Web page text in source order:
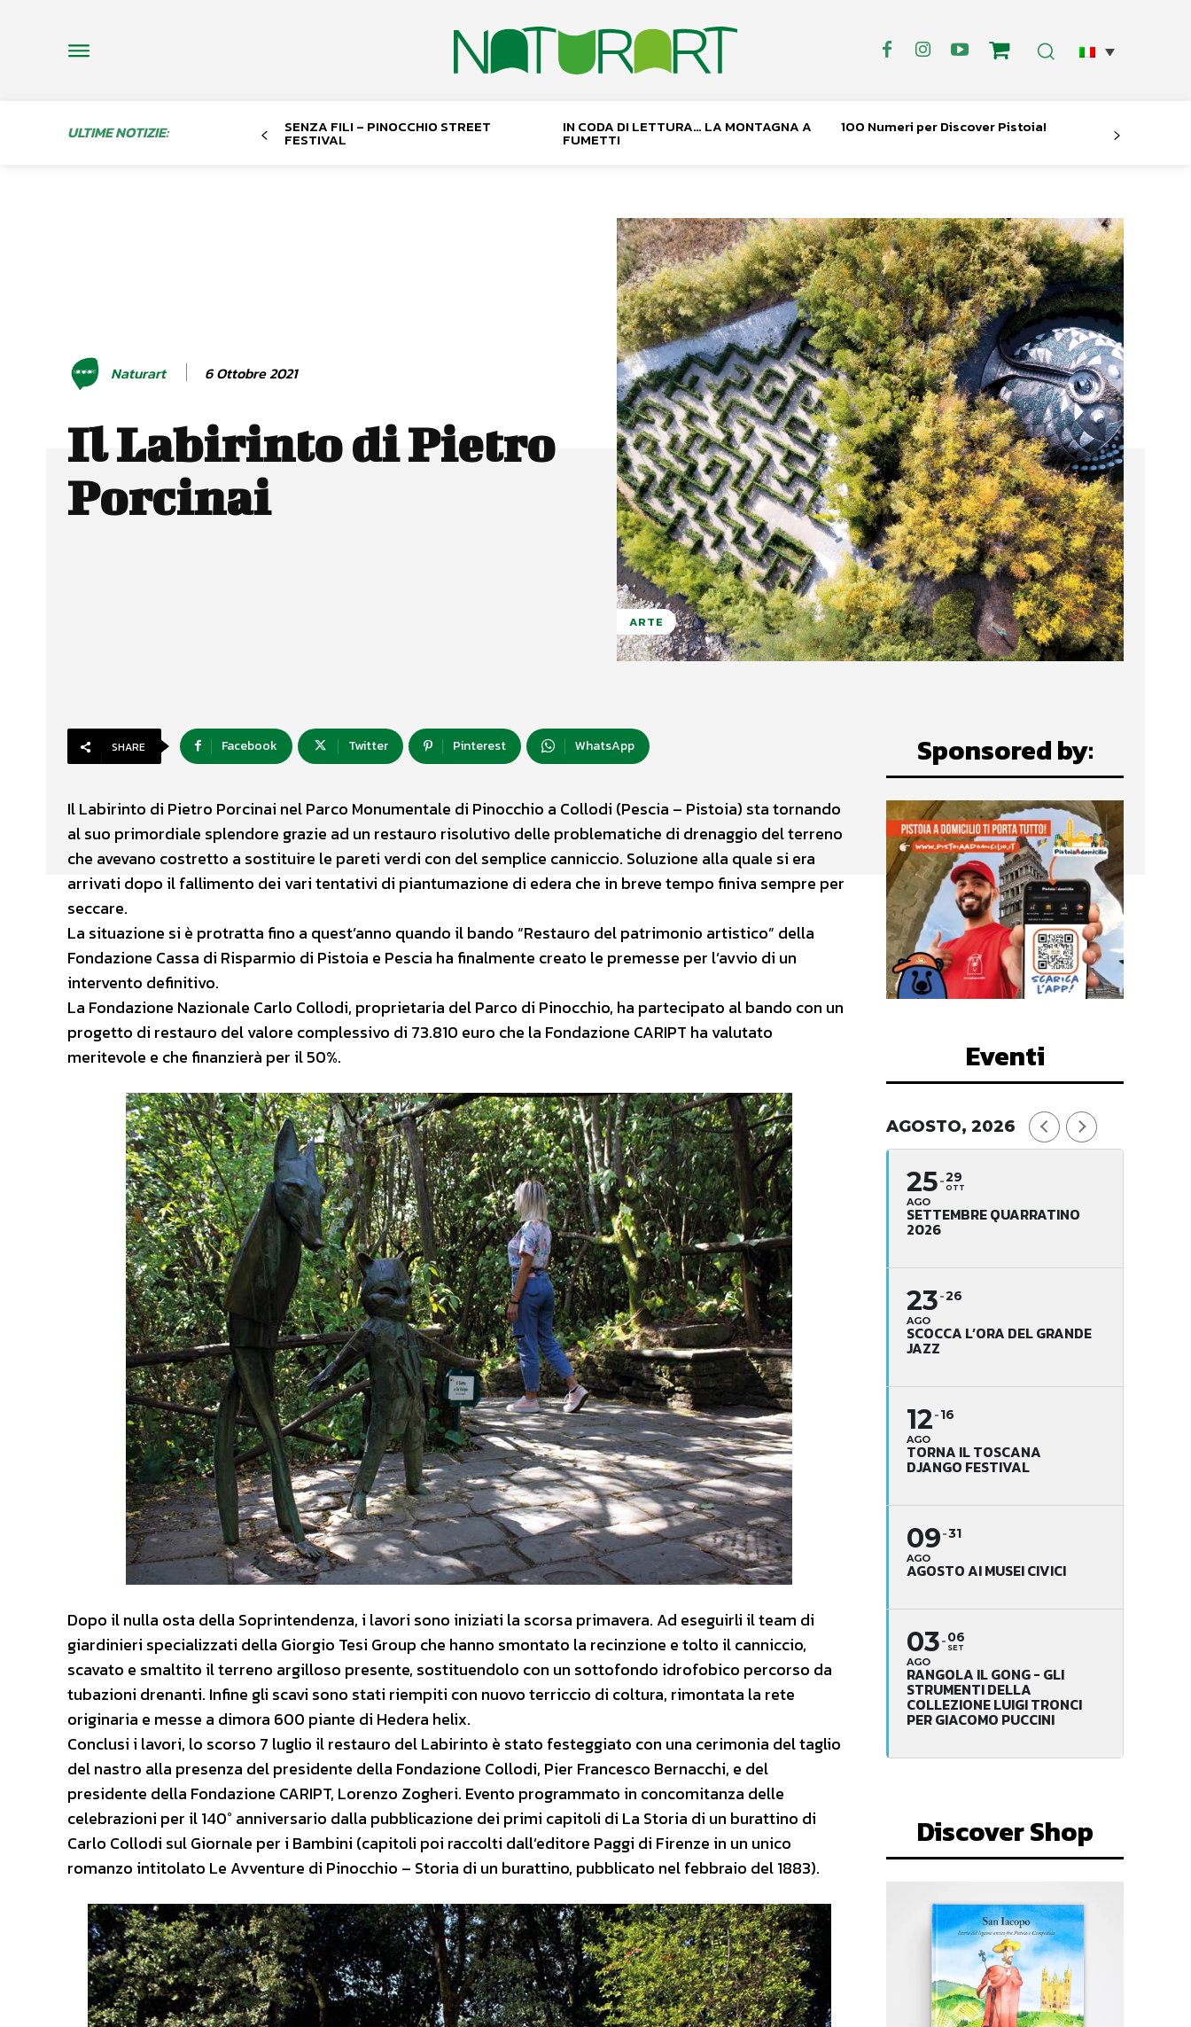
ULTIME NOTIZIE: SENZA FILI – PINOCCHIO STREET
FESTIVAL
IN CODA DI LETTURA… LA MONTAGNA A
FUMETTI
100 Numeri per Discover Pistoia!
Naturart 6 Ottobre 2021
Il Labirinto di Pietro
Porcinai
ARTE
SHARE Facebook Twitter Pinterest WhatsApp
Il Labirinto di Pietro Porcinai nel Parco Monumentale di Pinocchio a Collodi (Pescia – Pistoia) sta tornando
al suo primordiale splendore grazie ad un restauro risolutivo delle problematiche di drenaggio del terreno
che avevano costretto a sostituire le pareti verdi con del semplice canniccio. Soluzione alla quale si era
arrivati dopo il fallimento dei vari tentativi di piantumazione di edera che in breve tempo finiva sempre per
seccare.
La situazione si è protratta fino a quest’anno quando il bando “Restauro del patrimonio artistico” della
Fondazione Cassa di Risparmio di Pistoia e Pescia ha finalmente creato le premesse per l’avvio di un
intervento definitivo.
La Fondazione Nazionale Carlo Collodi, proprietaria del Parco di Pinocchio, ha partecipato al bando con un
progetto di restauro del valore complessivo di 73.810 euro che la Fondazione CARIPT ha valutato
meritevole e che finanzierà per il 50%.
Dopo il nulla osta della Soprintendenza, i lavori sono iniziati la scorsa primavera. Ad eseguirli il team di
giardinieri specializzati della Giorgio Tesi Group che hanno smontato la recinzione e tolto il canniccio,
scavato e smaltito il terreno argilloso presente, sostituendolo con un sottofondo idrofobico percorso da
tubazioni drenanti. Infine gli scavi sono stati riempiti con nuovo terriccio di coltura, rimontata la rete
originaria e messe a dimora 600 piante di Hedera helix.
Conclusi i lavori, lo scorso 7 luglio il restauro del Labirinto è stato festeggiato con una cerimonia del taglio
del nastro alla presenza del presidente della Fondazione Collodi, Pier Francesco Bernacchi, e del
presidente della Fondazione CARIPT, Lorenzo Zogheri. Evento programmato in concomitanza delle
celebrazioni per il 140° anniversario dalla pubblicazione dei primi capitoli di La Storia di un burattino di
Carlo Collodi sul Giornale per i Bambini (capitoli poi raccolti dall’editore Paggi di Firenze in un unico
romanzo intitolato Le Avventure di Pinocchio – Storia di un burattino, pubblicato nel febbraio del 1883).
Sponsored by:
Eventi
AGOSTO, 2026
25
AGO
29
OTT
SETTEMBRE QUARRATINO
2026
23
AGO
26
SCOCCA L’ORA DEL GRANDE
JAZZ
12
AGO
16
TORNA IL TOSCANA
DJANGO FESTIVAL
09
AGO
31
AGOSTO AI MUSEI CIVICI
03
AGO
06
SET
RANGOLA IL GONG - GLI
STRUMENTI DELLA
COLLEZIONE LUIGI TRONCI
PER GIACOMO PUCCINI
Discover Shop